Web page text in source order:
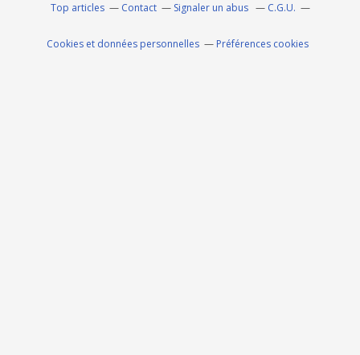
Top articles Contact Signaler un abus C.G.U.
Cookies et données personnelles Préférences cookies